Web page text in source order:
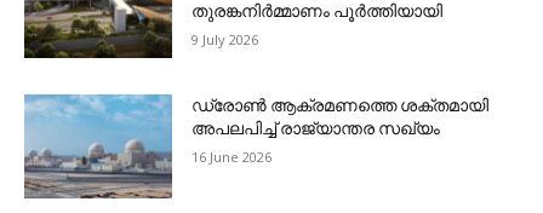
തുരങ്കനിര്‍മ്മാണം പൂര്‍ത്തിയായി
9 July 2026
ഡ്രോണ്‍ ആക്രമണത്തെ ശക്തമായി
അപലപിച്ച് രാജ്യാന്തര സഖ്യം
16 June 2026